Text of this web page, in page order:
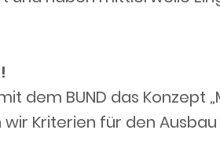
dem BUND das Konzept
Kriterien für den